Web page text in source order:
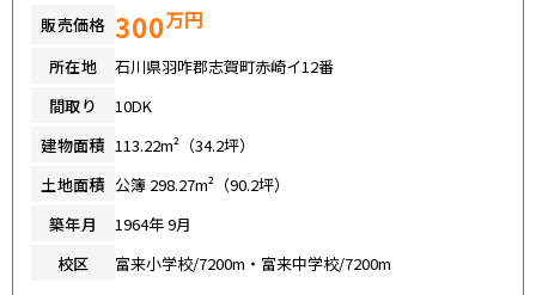
販売価格 300万円
所在地
石川県羽咋郡志賀町赤崎イ12番
間取り
10DK
建物面積 113.22m²（34.2坪）
土地面積 公簿 298.27m²（90.2坪）
築年月
1964年 9月
校区
富来小学校/7200m・富来中学校/7200m